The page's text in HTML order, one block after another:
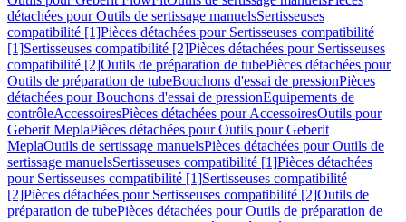
détachées pour Outils de sertissage manuelsSertisseuses
compatibilité [1]Pièces détachées pour Sertisseuses compatibilité
[1]Sertisseuses compatibilité [2]Pièces détachées pour Sertisseuses
compatibilité [2]Outils de préparation de tubePièces détachées pour
Outils de préparation de tubeBouchons d'essai de pressionPièces
détachées pour Bouchons d'essai de pressionEquipements de
contrôleAccessoiresPièces détachées pour AccessoiresOutils pour
Geberit MeplaPièces détachées pour Outils pour Geberit
MeplaOutils de sertissage manuelsPièces détachées pour Outils de
sertissage manuelsSertisseuses compatibilité [1]Pièces détachées
pour Sertisseuses compatibilité [1]Sertisseuses compatibilité
[2]Pièces détachées pour Sertisseuses compatibilité [2]Outils de
préparation de tubePièces détachées pour Outils de préparation de